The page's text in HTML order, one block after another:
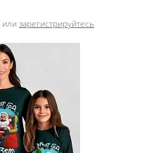
или зарегистрируйтесь